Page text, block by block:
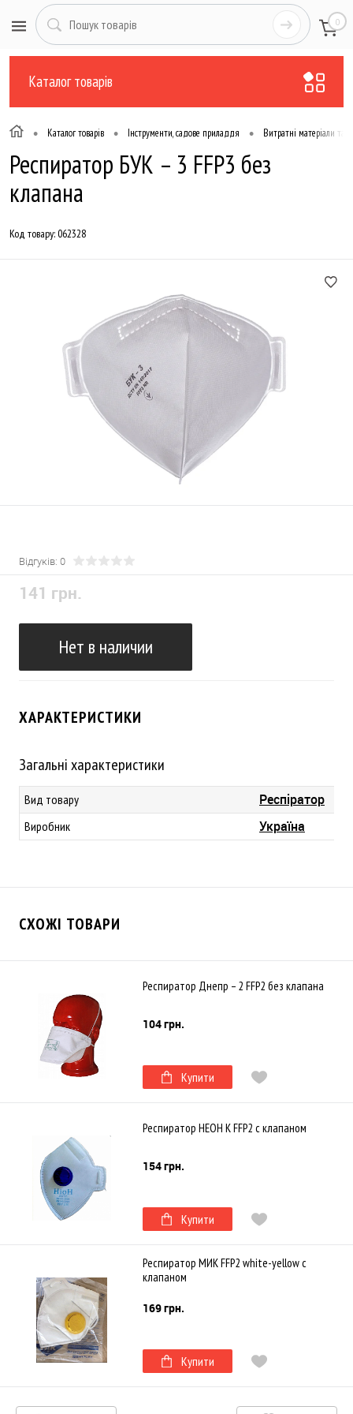
0
Каталог товарів
• Каталог товарів • Інструменти, садове приладдя • Витратні матеріали та
Респиратор БУК – 3 FFP3 без
клапана
Код товару:062328
Відгуків: 0
141 грн.
Нет в наличии
ХАРАКТЕРИСТИКИ
Загальні характеристики
Вид товару Респіратор
Виробник Україна
СХОЖІ ТОВАРИ
Респиратор Днепр – 2 FFP2 без клапана
104 грн.
Купити
Респиратор НЕОН К FFP2 с клапаном
154 грн.
Купити
Респиратор МИК FFP2 white-yellow с
клапаном
169 грн.
Купити